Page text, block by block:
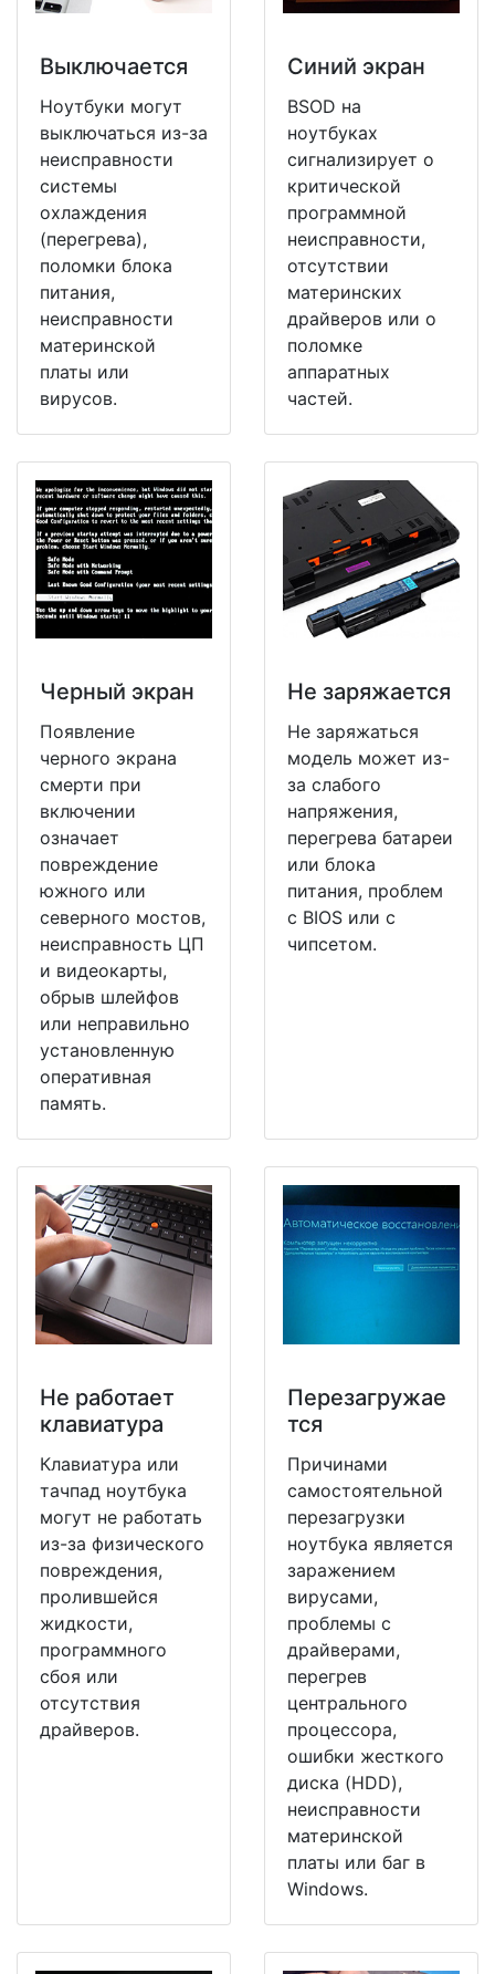
Выключается
Ноутбуки могут
выключаться из-за
неисправности
системы
охлаждения
(перегрева),
поломки блока
питания,
неисправности
материнской
платы или
вирусов.
Синий экран
BSOD на
ноутбуках
сигнализирует о
критической
программной
неисправности,
отсутствии
материнских
драйверов или о
поломке
аппаратных
частей.
Черный экран
Появление
черного экрана
смерти при
включении
означает
повреждение
южного или
северного мостов,
неисправность ЦП
и видеокарты,
обрыв шлейфов
или неправильно
установленную
оперативная
память.
Не заряжается
Не заряжаться
модель может из-
за слабого
напряжения,
перегрева батареи
или блока
питания, проблем
с BIOS или с
чипсетом.
Не работает
клавиатура
Клавиатура или
тачпад ноутбука
могут не работать
из-за физического
повреждения,
пролившейся
жидкости,
программного
сбоя или
отсутствия
драйверов.
Перезагружае
тся
Причинами
самостоятельной
перезагрузки
ноутбука является
заражением
вирусами,
проблемы с
драйверами,
перегрев
центрального
процессора,
ошибки жесткого
диска (HDD),
неисправности
материнской
платы или баг в
Windows.